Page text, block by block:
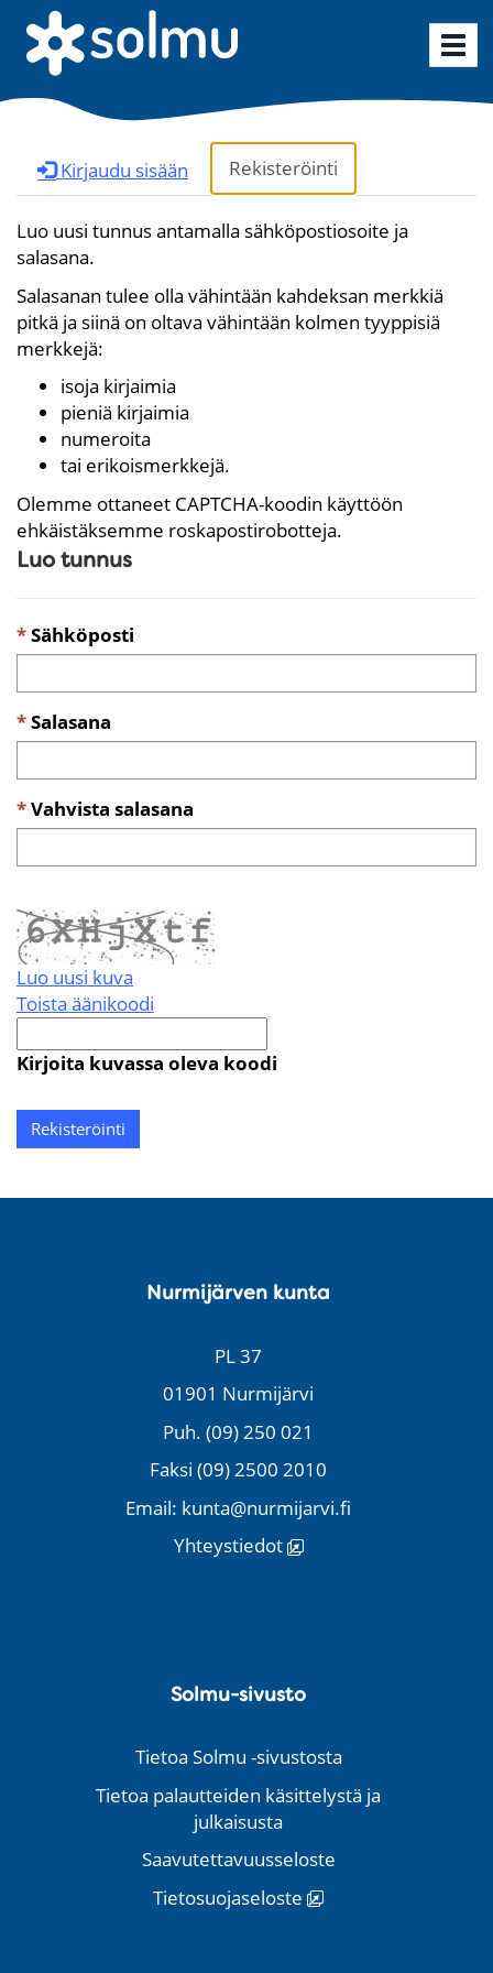
Kirjaudu sisään Rekisteröinti
Luo uusi tunnus antamalla sähköpostiosoite ja
salasana.
Salasanan tulee olla vähintään kahdeksan merkkiä
pitkä ja siinä on oltava vähintään kolmen tyyppisiä
merkkejä:
isoja kirjaimia
pieniä kirjaimia
numeroita
tai erikoismerkkejä.
Olemme ottaneet CAPTCHA-koodin käyttöön
ehkäistäksemme roskapostirobotteja.
Luo tunnus
Sähköposti
Salasana
Vahvista salasana
Luo uusi kuva
Toista äänikoodi
kuva
valmis
Kirjoita kuvassa oleva koodi
Nurmijärven kunta
PL 37
01901 Nurmijärvi
Puh. (09) 250 021
Faksi (09) 2500 2010
Email: kunta@nurmijarvi.fi
Yhteystiedot
Solmu-sivusto
Tietoa Solmu -sivustosta
Tietoa palautteiden käsittelystä ja
julkaisusta
Saavutettavuusseloste
Tietosuojaseloste